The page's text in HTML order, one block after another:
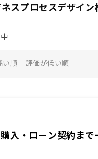
ネスプロセスデザイ
い順 評価が低い順
入・ローン契約まで